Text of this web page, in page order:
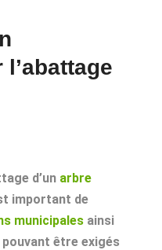
d’un arbre
important de
municipalesainsi
être exigés